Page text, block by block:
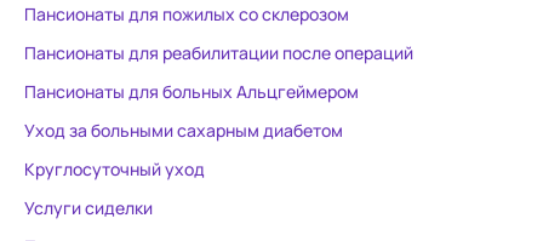
Пансионаты для пожилых со склерозом
Пансионаты для реабилитации после операций
Пансионаты для больных Альцгеймером
Уход за больными сахарным диабетом
Круглосуточный уход
Услуги сиделки